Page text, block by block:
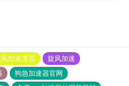
加速度器
旋风加速
狗急加速器官网